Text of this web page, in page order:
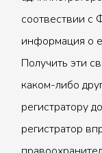
соотвествии
информация о
Получить эти
каком-либо
регистратору
регистратор